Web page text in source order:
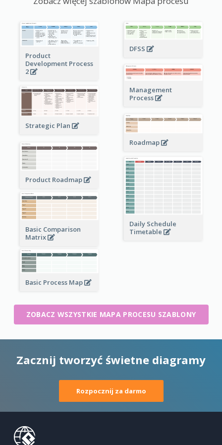
Product
Development Process
2
DFSS
Management
Process
Strategic Plan
Roadmap
Product Roadmap
Daily Schedule
Timetable
Basic Comparison
Matrix
Basic Process Map
ZOBACZ WSZYSTKIE MAPA PROCESU SZABLONY
Zacznij tworzyć świetne diagramy
Rozpocznij za darmo